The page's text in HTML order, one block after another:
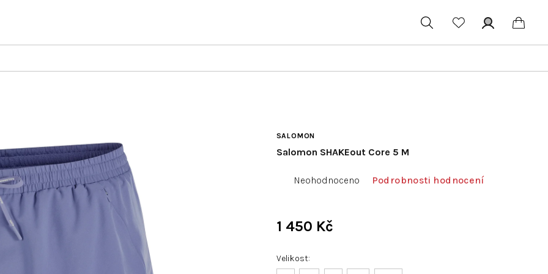
košík
SALOMON
Salomon SHAKEout Core 5 M
hodnocení
0,0
5
Neohodnoceno Podrobnosti hodnocení
Velikost
1 450 Kč